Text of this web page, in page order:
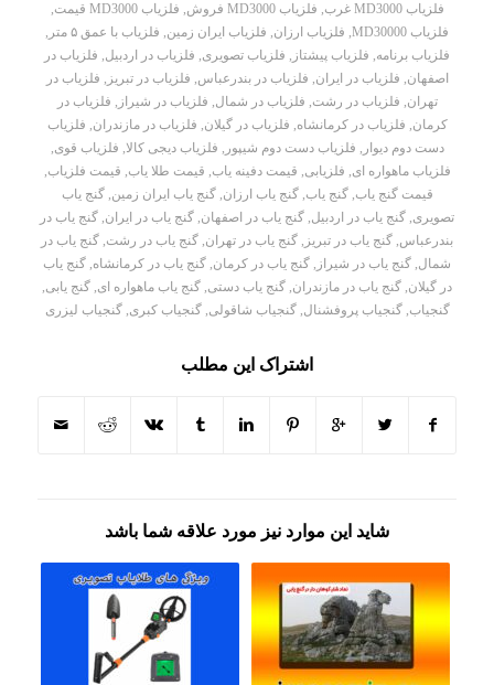
فلزیاب MD3000 غرب
, فلزیاب MD3000 فروش , فلزیاب MD3000 قیمت
,
فلزیاب MD30000
, فلزیاب ارزان, فلزیاب ایران زمین, فلزیاب با عمق ۵ متر
,
فلزیاب برنامه, فلزیاب پیشتاز , فلزیاب تصویری, فلزیاب در اردبیل, فلزیاب در
اصفهان, فلزیاب در ایران, فلزیاب در بندرعباس, فلزیاب در تبریز , فلزیاب در
تهران, فلزیاب در رشت, فلزیاب در شمال, فلزیاب در شیراز , فلزیاب در
کرمان, فلزیاب در کرمانشاه, فلزیاب در گیلان, فلزیاب در مازندران, فلزیاب
دست دوم دیوار , فلزیاب دست دوم شیپور , فلزیاب دیجی کالا, فلزیاب قوی,
فلزیاب ماهواره ای, فلزیابی, قیمت دفینه یاب, قیمت طلا یاب, قیمت فلزیاب,
قیمت گنج یاب,گنج یاب,گنج یاب ارزان,گنج یاب ایران زمین,گنج یاب
تصویری, گنج یاب در اردبیل, گنج یاب در اصفهان, گنج یاب در ایران, گنج یاب در
بندرعباس, گنج یاب در تبریز , گنج یاب در تهران, گنج یاب در رشت, گنج یاب در
شمال, گنج یاب در شیراز , گنج یاب در کرمان, گنج یاب در کرمانشاه, گنج یاب
در گیلان, گنج یاب در مازندران, گنج یاب دستی, گنج یاب ماهواره ای, گنج یابی,
گنجیاب,گنجیاب پروفشنال,گنجیاب شاقولی,گنجیاب کبری,گنجیاب لیزری
اشتراک این مطلب
شاید این موارد نیز مورد علاقه شما باشد